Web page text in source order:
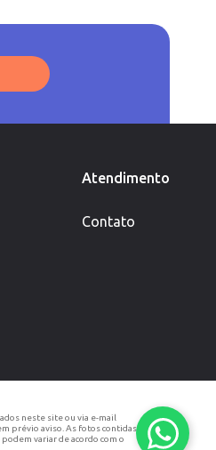
Atendimento
Contato
neste site ou via e-mail
prévio aviso. As fotos contidas nesta
variar de acordo com o